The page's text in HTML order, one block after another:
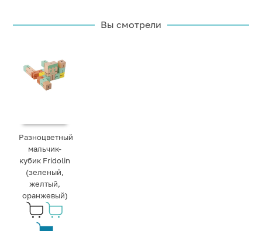
Вы смотрели
Разноцветный
мальчик-
кубик Fridolin
(зеленый,
желтый,
оранжевый)